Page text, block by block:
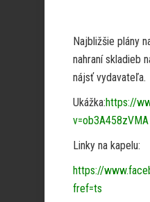
Najbližšie plány
nahraní skladieb
nájsť vydavateľa.
Ukážka:https://
v=ob3A458zVMA
Linky na kapelu:
https://
fref=ts